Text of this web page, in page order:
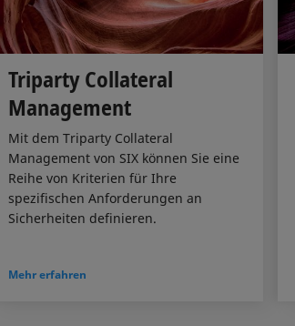
Triparty Collateral
Management
Mit dem Triparty Collateral
Management von SIX können Sie eine
Reihe von Kriterien für Ihre
spezifischen Anforderungen an
Sicherheiten definieren.
Mehr erfahren